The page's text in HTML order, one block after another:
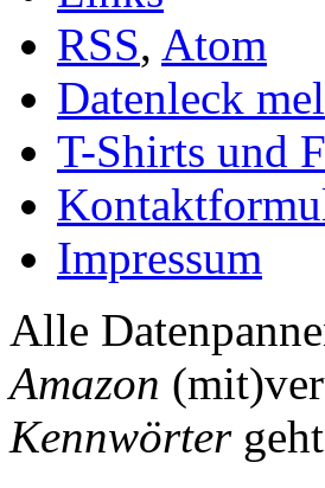
RSS, Atom
Datenleck
T-Shirts und
Impressum
Alle
Amazon
Kennwörtergeht